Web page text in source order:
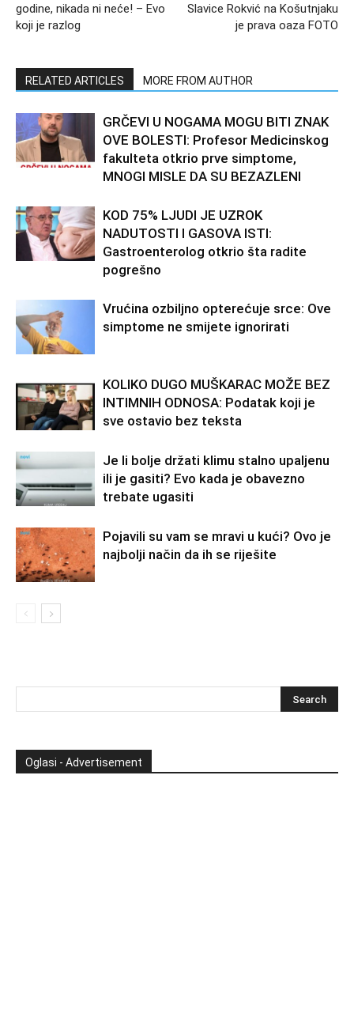
godine, nikada ni neće! – Evo
koji je razlog
Slavice Rokvić na Košutnjaku
je prava oaza FOTO
RELATED ARTICLES MORE FROM AUTHOR
GRČEVI U NOGAMA MOGU BITI ZNAK
OVE BOLESTI: Profesor Medicinskog
fakulteta otkrio prve simptome,
MNOGI MISLE DA SU BEZAZLENI
KOD 75% LJUDI JE UZROK
NADUTOSTI I GASOVA ISTI:
Gastroenterolog otkrio šta radite
pogrešno
Vrućina ozbiljno opterećuje srce: Ove
simptome ne smijete ignorirati
KOLIKO DUGO MUŠKARAC MOŽE BEZ
INTIMNIH ODNOSA: Podatak koji je
sve ostavio bez teksta
Je li bolje držati klimu stalno upaljenu
ili je gasiti? Evo kada je obavezno
trebate ugasiti
Pojavili su vam se mravi u kući? Ovo je
najbolji način da ih se riješite
Oglasi - Advertisement